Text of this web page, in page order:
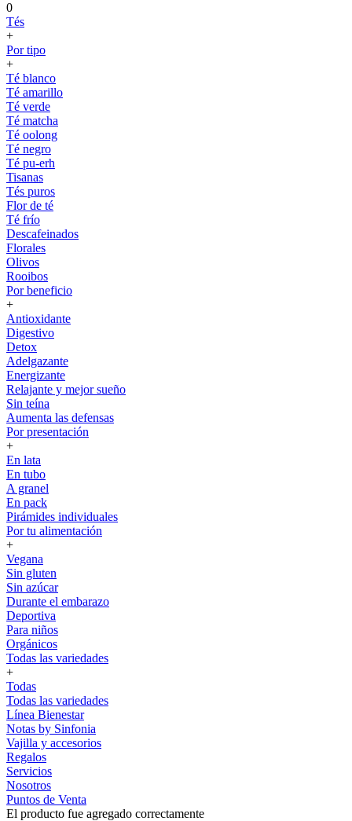
0
Tés
+
Por tipo
+
Té blanco
Té amarillo
Té verde
Té matcha
Té oolong
Té negro
Té pu-erh
Tisanas
Tés puros
Flor de té
Té frío
Descafeinados
Florales
Olivos
Rooibos
Por beneficio
+
Antioxidante
Digestivo
Detox
Adelgazante
Energizante
Relajante y mejor sueño
Sin teína
Aumenta las defensas
Por presentación
+
En lata
En tubo
A granel
En pack
Pirámides individuales
Por tu alimentación
+
Vegana
Sin gluten
Sin azúcar
Durante el embarazo
Deportiva
Para niños
Orgánicos
Todas las variedades
+
Todas
Todas las variedades
Línea Bienestar
Notas by Sinfonia
Vajilla y accesorios
Regalos
Servicios
Nosotros
Puntos de Venta
El producto fue agregado correctamente